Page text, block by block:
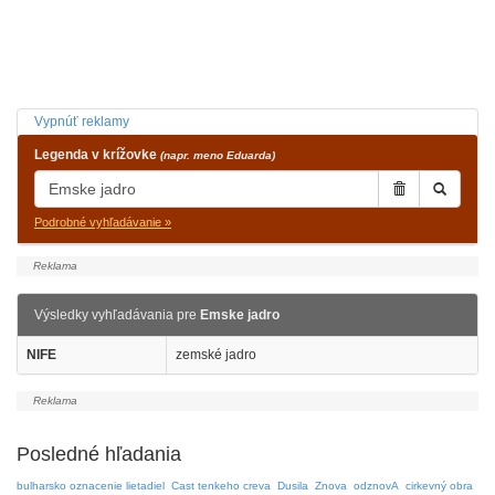
Vypnúť reklamy
Legenda v krížovke (napr. meno Eduarda)
Podrobné vyhľadávanie »
Výsledky vyhľadávania pre Emske jadro
NIFE zemské jadro
Posledné hľadania
bulharsko oznacenie lietadiel Cast tenkeho creva Dusila Znova odznovA cirkevný obra